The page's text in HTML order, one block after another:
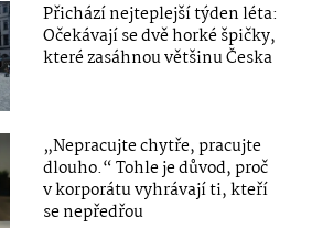
Přichází nejteplejší týden léta:
Očekávají se dvě horké špičky,
které zasáhnou většinu Česka
„Nepracujte chytře, pracujte
dlouho.“ Tohle je důvod, proč
v korporátu vyhrávají ti, kteří
se nepředřou